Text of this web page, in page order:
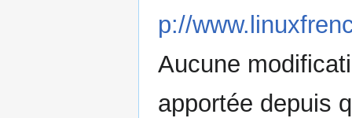
p://
Aucune
apportée depuis